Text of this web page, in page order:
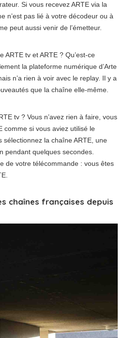
Si vous recevez ARTE via la
n’est pas lié à votre décodeur ou à
peut aussi venir de l’émetteur.
ARTE tv et ARTE ? Qu’est-ce
la plateforme numérique d’Arte
n’a rien à voir avec le replay. Il y a
que la chaîne elle-même.
tv ? Vous n’avez rien à faire, vous
comme si vous aviez utilisé le
sélectionnez la chaîne ARTE, une
pendant quelques secondes.
de votre télécommande : vous êtes
chaînes françaises depuis